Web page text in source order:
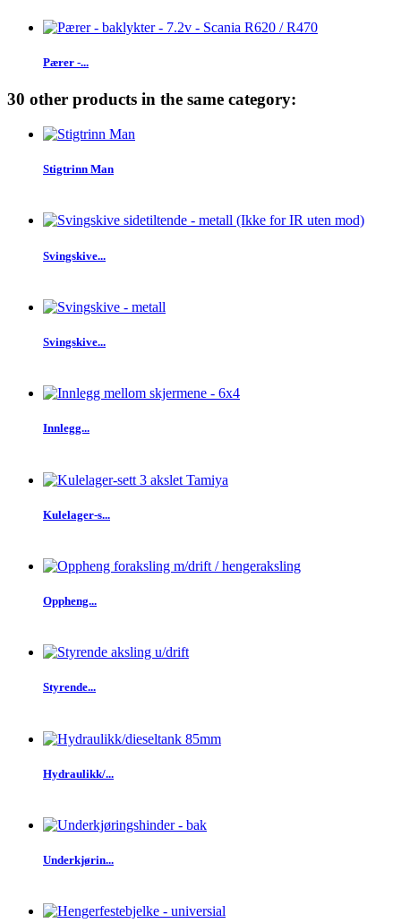
Pærer -...
30 other products in the same category:
Stigtrinn Man
Svingskive...
Svingskive...
Innlegg...
Kulelager-s...
Oppheng...
Styrende...
Hydraulikk/...
Underkjørin...